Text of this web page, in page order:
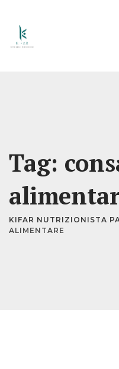
content
Tag:
KIFAR NUTRIZIONISTA
ALIMENTARE